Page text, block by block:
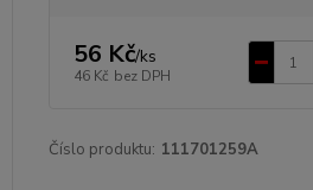
56 Kč/ks
46 Kč bez DPH
Číslo produktu: 111701259A